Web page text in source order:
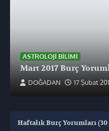
ASTROLOJI BILIMI
Mart 2017 Burç
DOĞADAN 17 Şubat
Haftalık Burç Yorumları (30